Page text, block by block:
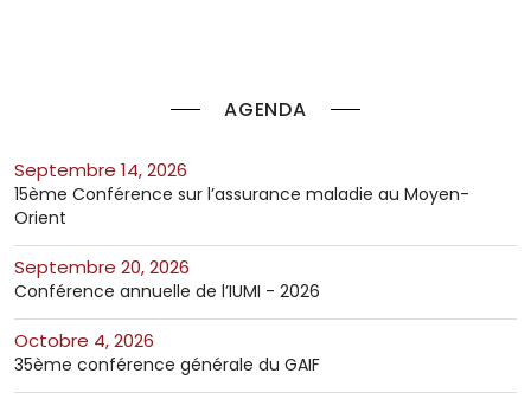
AGENDA
septembre 14, 2026
15ème Conférence sur l’assurance maladie au Moyen-
Orient
septembre 20, 2026
Conférence annuelle de l’IUMI - 2026
octobre 4, 2026
35ème conférence générale du GAIF